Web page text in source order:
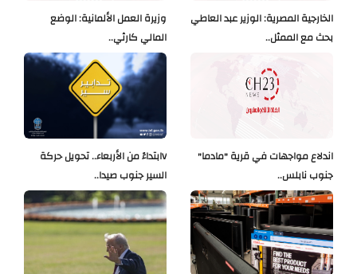
وزيرة العمل الألمانية: الوضع
المالي كارثي..
الخارجية المصرية: الوزير عبد العاطي
بحث مع الممثل..
Vابتداءً من الأربعاء.. تحويل حركة
السير جنوب صيدا..
اندلاع مواجهات في قرية "مادما"
جنوب نابلس..